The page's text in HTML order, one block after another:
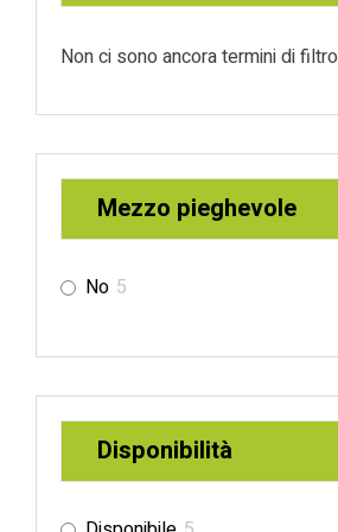
Non ci sono ancora termini di filtro
Mezzo pieghevole
No 5
Disponibilità